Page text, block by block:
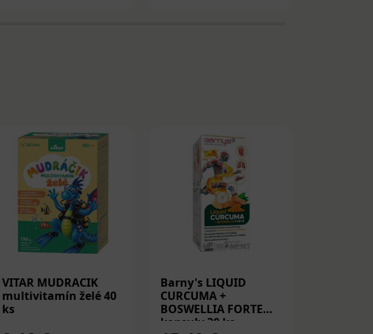
VITAR MUDRACIK
multivitamín želé 40
ks
Barny's LIQUID
CURCUMA +
BOSWELLIA FORTE
kapsuly 30 ks